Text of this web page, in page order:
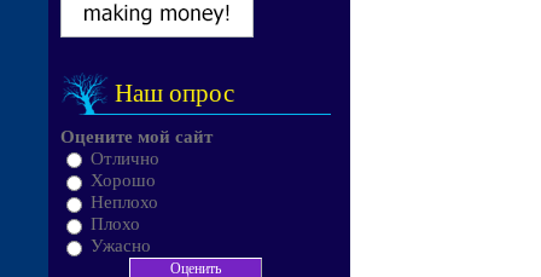
Наш опрос
Оцените мой сайт
Отлично
Хорошо
Неплохо
Плохо
Ужасно